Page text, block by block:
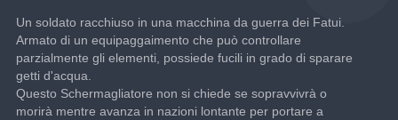
Un soldato racchiuso in una macchina da guerra dei Fatui.
Armato di un equipaggaimento che può controllare
parzialmente gli elementi, possiede fucili in grado di sparare
getti d'acqua.
Questo Schermagliatore non si chiede se sopravvivrà o
morirà mentre avanza in nazioni lontante per portare a